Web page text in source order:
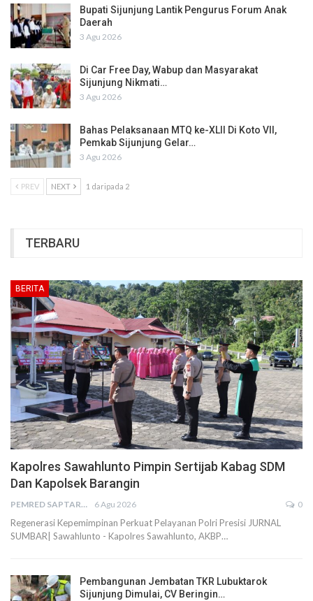
Bupati Sijunjung Lantik Pengurus Forum Anak
Daerah
3 Agu 2026
Di Car Free Day, Wabup dan Masyarakat
Sijunjung Nikmati…
3 Agu 2026
Bahas Pelaksanaan MTQ ke-XLII Di Koto VII,
Pemkab Sijunjung Gelar…
3 Agu 2026
PREV NEXT 1 daripada 2
TERBARU
BERITA
Kapolres Sawahlunto Pimpin Sertijab Kabag SDM
Dan Kapolsek Barangin
PEMRED SAPTARIUS 6 Agu 2026 0
Regenerasi Kepemimpinan Perkuat Pelayanan Polri Presisi JURNAL
SUMBAR| Sawahlunto - Kapolres Sawahlunto, AKBP…
Pembangunan Jembatan TKR Lubuktarok
Sijunjung Dimulai, CV Beringin…